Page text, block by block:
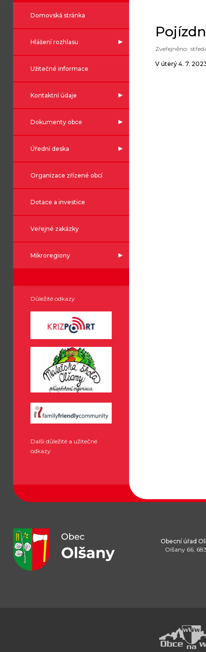
Domovská stránka
Hlášení rozhlasu
Užitečné informace
Kontaktní údaje
Dokumenty obce
Úřední deska
Organizace zřízené obcí
Dotace a investice
Veřejné zakázky
Mikroregiony
Důležité odkazy
Další důležité a užitečné
odkazy
V úterý 4. 7.
Obecní úřad
Olšany 66,